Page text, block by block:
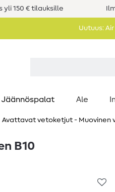
yli 150 € tilauksille
Uutuus:
Jäännöspalat Ale
Avattavat vetoketjut - Muovinen
B10